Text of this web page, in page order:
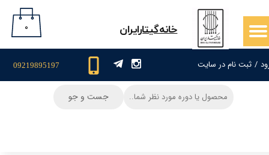
/ ثبت نام در سایت
حساب کاربری من
سفارشات
09219895197
​خانه‌گیتار‌ایران ۰
جست و جو